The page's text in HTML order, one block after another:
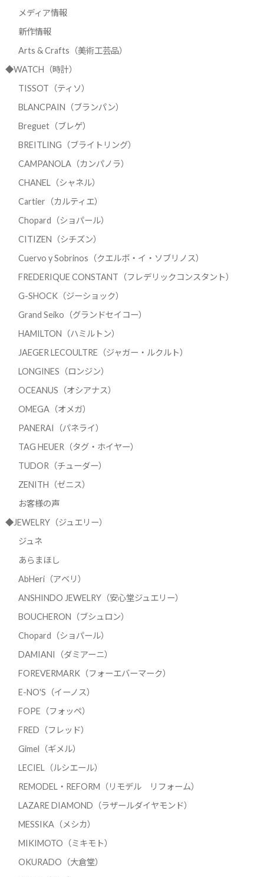
メディア情報
新作情報
Arts & Crafts（美術工芸品）
◆WATCH（時計）
TISSOT（ティソ）
BLANCPAIN（ブランパン）
Breguet（ブレゲ）
BREITLING（ブライトリング）
CAMPANOLA（カンパノラ）
CHANEL（シャネル）
Cartier（カルティエ）
Chopard（ショパール）
CITIZEN（シチズン）
Cuervo y Sobrinos（クエルボ・イ・ソブリノス）
FREDERIQUE CONSTANT（フレデリックコンスタント）
G-SHOCK（ジーショック）
Grand Seiko（グランドセイコー）
HAMILTON（ハミルトン）
JAEGER LECOULTRE（ジャガー・ルクルト）
LONGINES（ロンジン）
OCEANUS（オシアナス）
OMEGA（オメガ）
PANERAI（パネライ）
TAG HEUER（タグ・ホイヤー）
TUDOR（チューダー）
ZENITH（ゼニス）
お客様の声
◆JEWELRY（ジュエリー）
ジュネ
あらまほし
AbHeri（アベリ）
ANSHINDO JEWELRY（安心堂ジュエリー）
BOUCHERON（ブシュロン）
Chopard（ショパール）
DAMIANI（ダミアーニ）
FOREVERMARK（フォーエバーマーク）
E-NO'S（イーノス）
FOPE（フォッペ）
FRED（フレッド）
Gimel（ギメル）
LECIEL（ルシエール）
REMODEL・REFORM（リモデル リフォーム）
LAZARE DIAMOND（ラザールダイヤモンド）
MESSIKA（メシカ）
MIKIMOTO（ミキモト）
OKURADO（大倉堂）